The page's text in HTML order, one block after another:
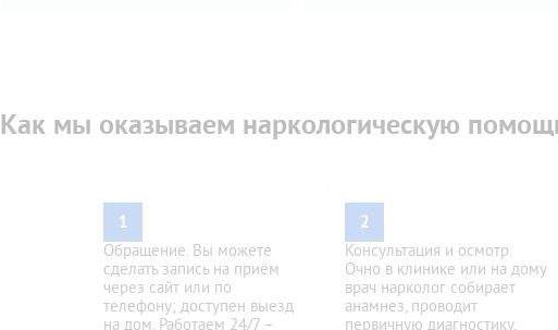
Как мы оказываем наркологическую
1
Обращение. Вы можете
сделать запись на приём
через сайт или по
телефону; доступен выезд
на дом. Работаем 24/7 –
2
Консультация и осмотр.
Очно в клинике или на дому
врач нарколог собирает
анамнез, проводит
первичную диагностику,